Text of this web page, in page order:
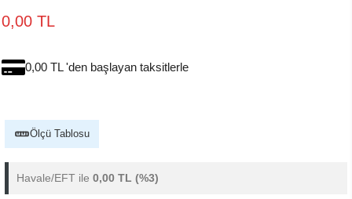
0,00 TL
0,00 TL 'den başlayan taksitlerle
Ölçü Tablosu
Havale/EFT ile 0,00 TL (%3)